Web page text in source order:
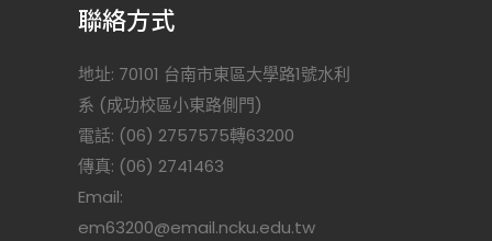
聯絡方式
地址: 70101 台南市東區大學路1號水利
系 (成功校區小東路側門)
電話: (06) 2757575轉63200
傳真: (06) 2741463
Email:
em63200@email.ncku.edu.tw